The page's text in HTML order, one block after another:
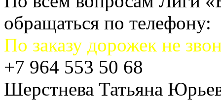
обращаться по телефону:
По заказу дорожек не
+7 964 553 50 68
Шерстнева Татьяна